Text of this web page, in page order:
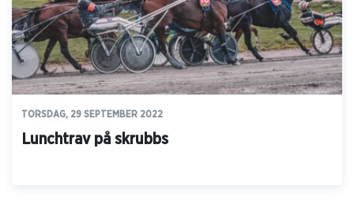
TORSDAG, 29 SEPTEMBER 2022
Lunchtrav på skrubbs